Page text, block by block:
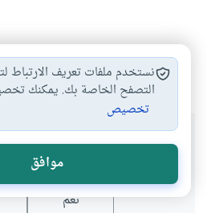
التاريخ الإسلامي #الحضارة
هل انتفعت
نعم
نستخدم ملفات تعريف الارتباط
التصفح الخاصة بك. يمكنك
تخصيص
موافق